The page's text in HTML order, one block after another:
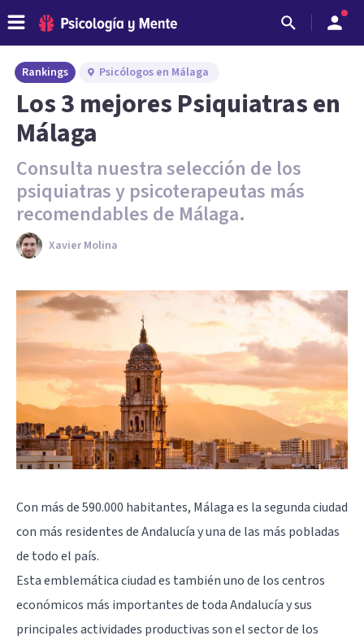
Rankings Psicólogos en Málaga
Los 3 mejores Psiquiatras en
Málaga
Consulta nuestra selección de los
psiquiatras y psicoterapeutas más
recomendables de Málaga.
Xavier Molina
Con más de 590.000 habitantes, Málaga es la segunda ciudad
con más residentes de Andalucía y una de las más pobladas
de todo el país.
Esta emblemática ciudad es también uno de los centros
económicos más importantes de toda Andalucía y sus
principales actividades productivas son el sector de los